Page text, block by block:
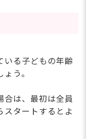
いる子どもの年齢
う。
合は、最初は全員
スタートするとよ